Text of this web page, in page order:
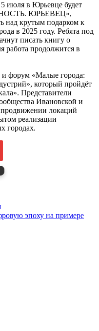
июля в Юрьевце будет
ЮРЬЕВЕЦ»,
над крутым подарком к
в 2025 году. Ребята под
писать книгу о
работа продолжится в
форум «Малые города:
который пройдёт
Представители
Ивановской и
локаций
реализации
городах.
эпоху на примере